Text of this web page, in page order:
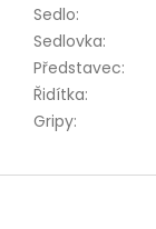
Sedlo:
Sedlovka:
Představec:
Řidítka:
Gripy:
Z